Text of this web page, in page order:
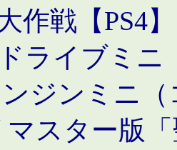
作戦【PS4
ライブミニ
ンジンミニ
マスター版